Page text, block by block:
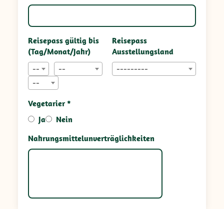
Reisepass gültig bis
(Tag/Monat/Jahr)
--
--
--
Reisepass
Ausstellungsland
---------
Vegetarier *
Ja
Nein
Nahrungsmittelunverträglichkeiten